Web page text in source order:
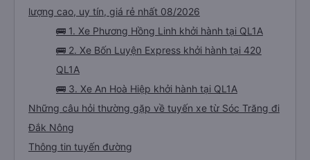
lượng cao, uy tín, giá rẻ nhất 08/2026
🚌 1. Xe Phương Hồng Linh khởi hành tại QL1A
🚌 2. Xe Bốn Luyện Express khởi hành tại 420
QL1A
🚌 3. Xe An Hoà Hiệp khởi hành tại QL1A
Những câu hỏi thường gặp về tuyến xe từ Sóc Trăng đi
Đắk Nông
Thông tin tuyến đường